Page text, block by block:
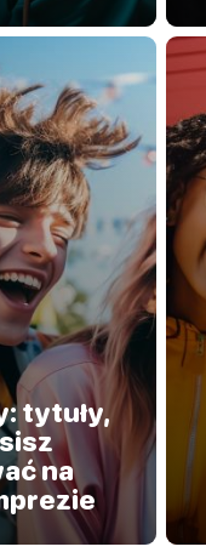
tytuły,
na